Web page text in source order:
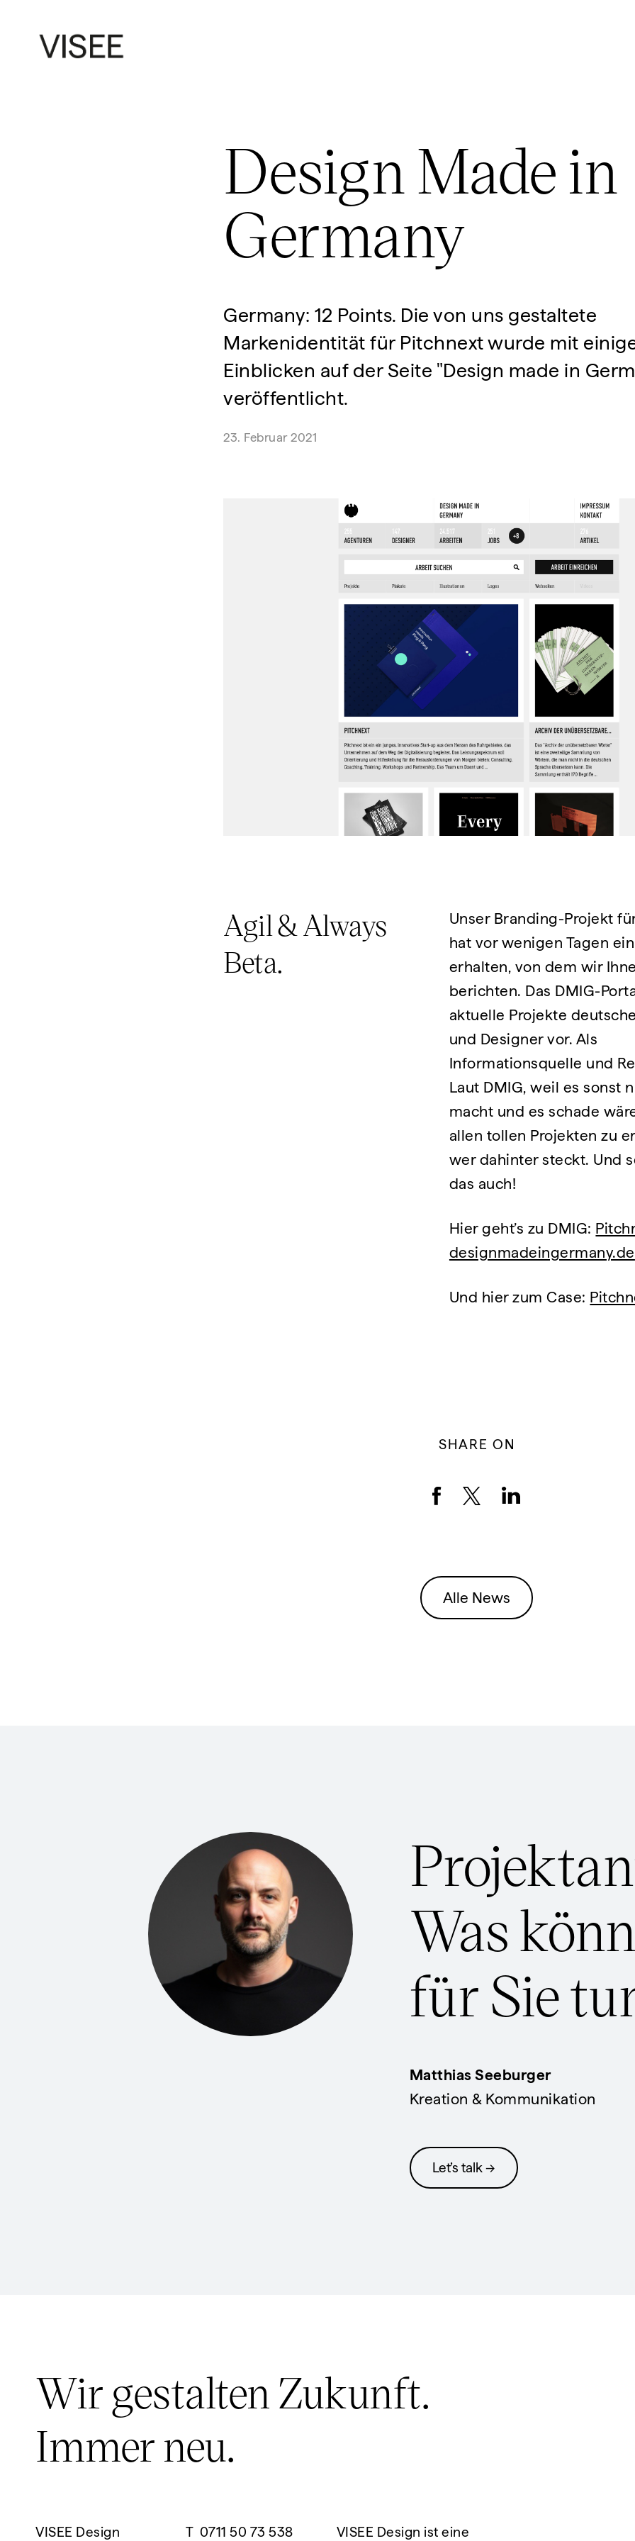
Design Made in
Germany
Germany: 12 Points. Die von uns gestaltete
Markenidentität für Pitchnext wurde mit
Einblicken auf der Seite "Design made in
veröffentlicht.
23. Februar 2021
Agil & Always
Beta.
Unser Branding-Projekt
hat vor wenigen Tagen
erhalten, von dem wir
berichten. Das DMIG-
aktuelle Projekte
und Designer vor. Als
Informationsquelle und
Laut DMIG, weil es sonst
macht und es schade
allen tollen Projekten zu
wer dahinter steckt. Und
das auch!
Hier geht’s zu DMIG:
designmadeingermany.de
Und hier zum Case:
SHARE ON
Alle News
Was
für Sie
Matthias Seeburger
Kreation & Kommunikation
Let’s talk →
Wir gestalten Zukunft.
Immer neu.
VISEE Design T 0711 50 73 538 VISEE Design ist eine